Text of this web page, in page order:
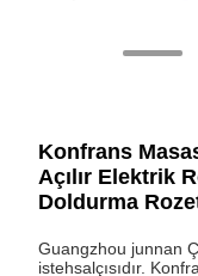
Konfrans
Açılır Elektrik
Doldurma
Guangzhou junnan
istehsalçısıdır.